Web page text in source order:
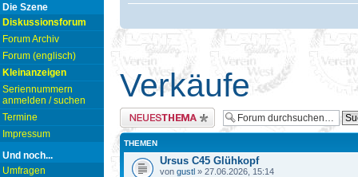
Die Szene
Diskussionsforum
Forum Archiv
Forum (englisch)
Kleinanzeigen
Seriennummern
anmelden / suchen
Termine
Impressum
Und noch...
Umfragen
Verkäufe
Neues Thema erstellen
THEMEN
Ursus C45 Glühkopf
von gustl » 27.06.2026, 15:14